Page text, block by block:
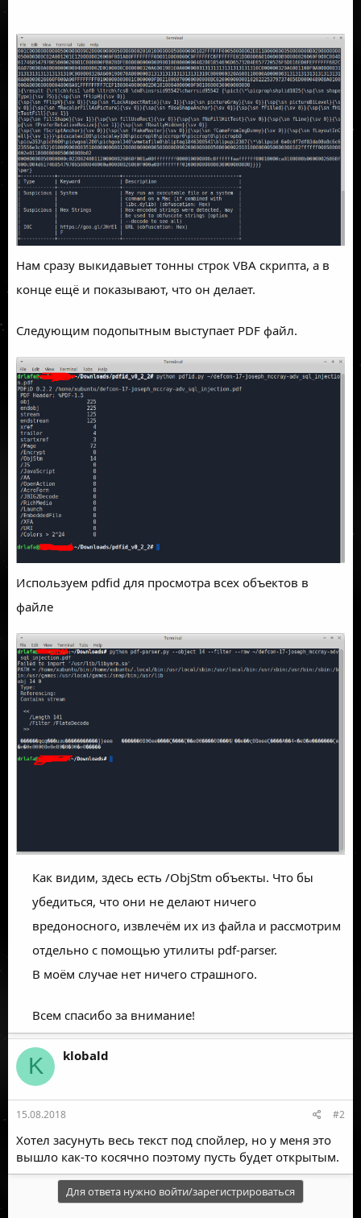
Нам сразу выкидавыет тонны строк VBA скрипта, а в
конце ещё и показывают, что он делает.
Следующим подопытным выступает PDF файл.
Используем pdfid для просмотра всех объектов в
файле
Как видим, здесь есть /ObjStm объекты. Что бы
убедиться, что они не делают ничего
вредоносного, извлечём их из файла и рассмотрим
отдельно с помощью утилиты pdf-parser.
В моём случае нет ничего страшного.
Всем спасибо за внимание!
K klobald
15.08.2018 #2
Хотел засунуть весь текст под спойлер, но у меня это
вышло как-то косячно поэтому пусть будет открытым.
Для ответа нужно войти/зарегистрироваться